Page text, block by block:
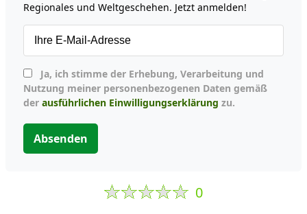
Regionales und Weltgeschehen. Jetzt anmelden!
Nutzung meiner personenbezogenen Daten gemäß
der ausführlichen Einwilligungserklärung zu.
Absenden
0